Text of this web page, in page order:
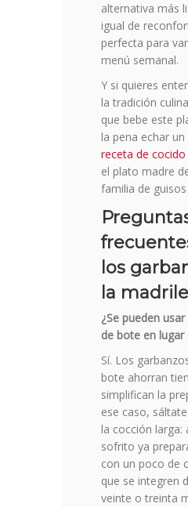
alternativa más
igual de
perfecta para
menú semanal.
Y si quieres
la tradición
que bebe este
la pena echar
receta de
el plato madre
familia de
los
la
¿Se pueden
de bote en lugar
Sí. Los
bote ahorran
simplifican la
ese caso,
la cocción larga:
sofrito ya
con un poco de
que se integren
veinte o treinta